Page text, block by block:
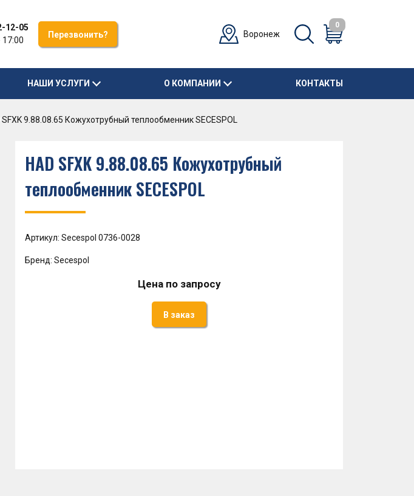
12-05
17:00
Перезвонить? Воронеж
0
НАШИ УСЛУГИ О КОМПАНИИ КОНТАКТЫ
SFXK 9.88.08.65 Кожухотрубный теплообменник SECESPOL
HAD SFXK 9.88.08.65 Кожухотрубный
теплообменник SECESPOL
Артикул: Secespol 0736-0028
Бренд: Secespol
Цена по запросу
В заказ